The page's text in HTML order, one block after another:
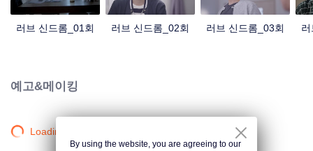
러브 신드롬_01회 러브 신드롬_02회 러브 신드롬_03회
예고&메이킹
Loading…
By using the website, you are agreeing to our